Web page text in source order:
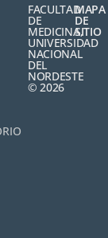
FACULTAD
DE
MEDICINA,
UNIVERSIDAD
NACIONAL
DEL
NORDESTE
© 2026
MAPA
DE
SITIO